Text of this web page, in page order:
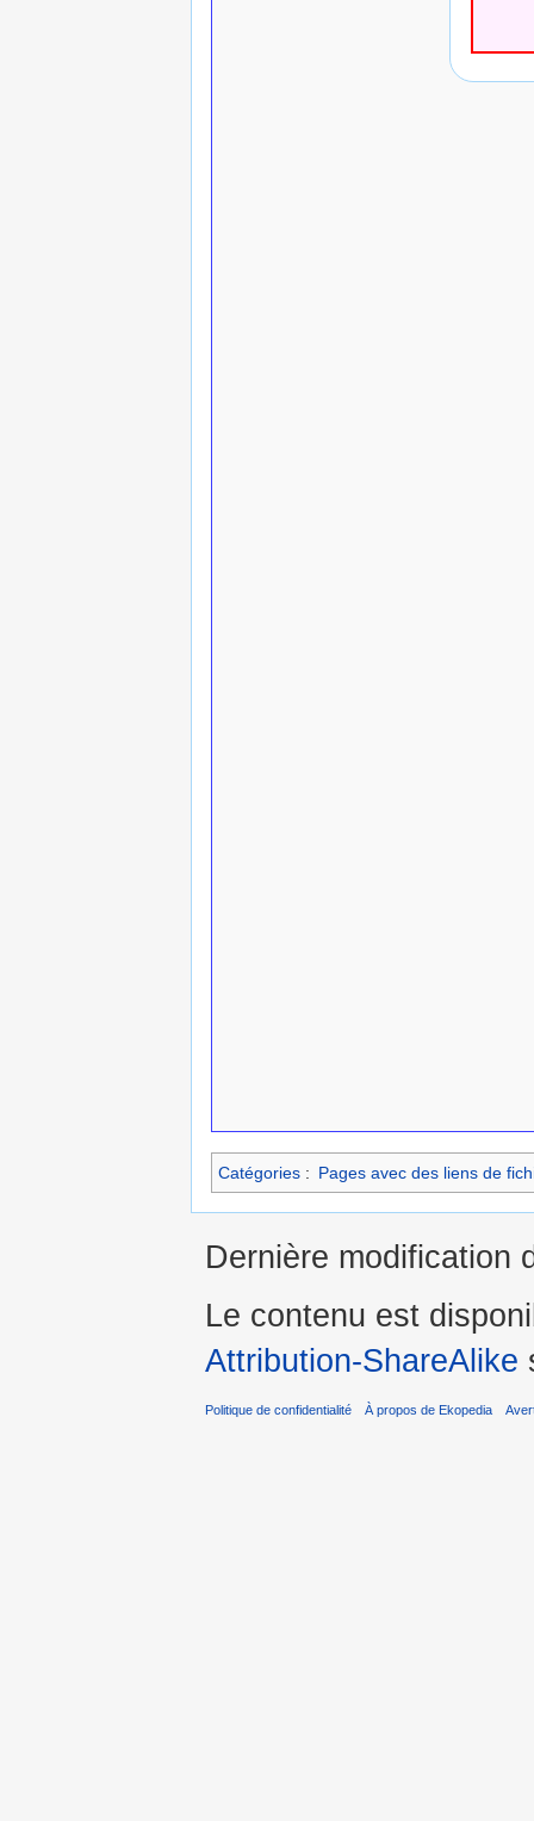
Catégories : Pages avec des liens de
Dernière modification
Le contenu est
Attribution-ShareAlike
Politique de confidentialité À propos de Ekopedia